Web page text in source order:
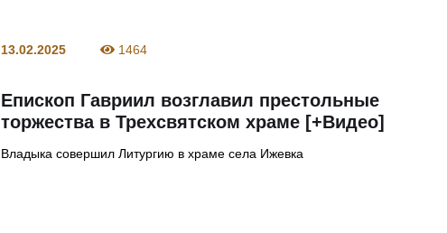
13.02.2025 1464
Епископ Гавриил возглавил престольные
торжества в Трехсвятском храме [+Видео]
Владыка совершил Литургию в храме села Ижевка